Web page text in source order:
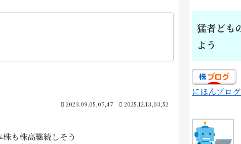
2023.09.05,07,47 2025.12.13,03,52
も株高継続しそう
猛者ども
よう
にほんブロ